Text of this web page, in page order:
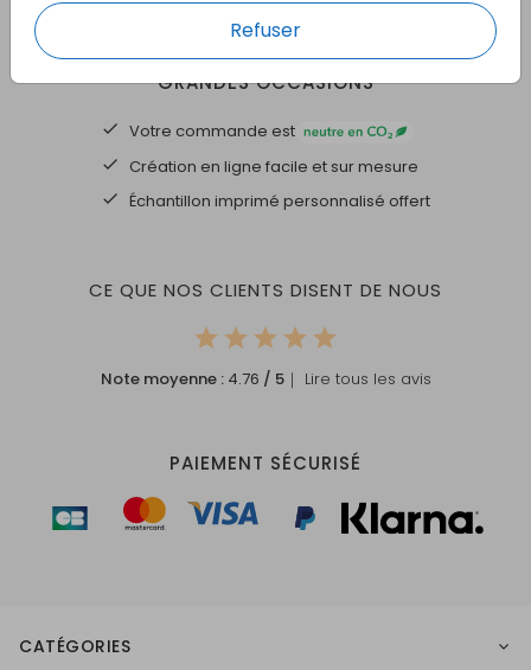
Refuser
DES CARTES À PERSONNALISER POUR TOUTES VOS
GRANDES OCCASIONS
Votre commande est
Création en ligne facile et sur mesure
Échantillon imprimé personnalisé offert
CE QUE NOS CLIENTS DISENT DE NOUS
Note moyenne : 4.76 / 5｜ Lire tous les avis
PAIEMENT SÉCURISÉ
CATÉGORIES